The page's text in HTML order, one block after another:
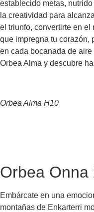
establecido metas,
la creatividad para
el triunfo, convertirte en
que impregna tu corazón,
en cada bocanada de
Orbea Alma y descubre
Orbea Alma H10
Orbea Onna
Embárcate en una
montañas de Enkarterri